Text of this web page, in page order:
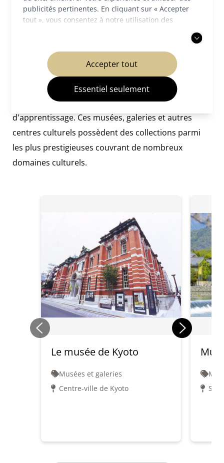
publicités pertinentes. En cliquant sur « Accepter
tout », vous consentez à notre utilisation des
d'informations, veuillez consulter notrepolitique
de confidentialité
Accepter tout
Essentiel seulement
Voir toutes les activités
Explorez les centres culturels
Faites de votre voyage une occasion
d'apprentissage. Ces musées, galeries et autres
centres culturels possèdent des collections parmi
les plus prestigieuses couvrant de nombreux
domaines culturels.
Le musée de Kyoto
Musées et galeries
Centre-ville de Kyoto